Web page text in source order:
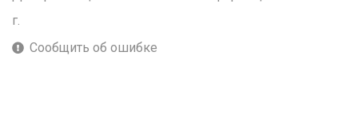
г.
Сообщить об ошибке